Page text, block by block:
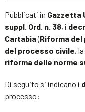
Pubblicati in Gazzetta
suppl. Ord. n. 38, i
Cartabia(Riforma
del processo civile, la
riforma delle norme
Di seguito si indicano i
processo: